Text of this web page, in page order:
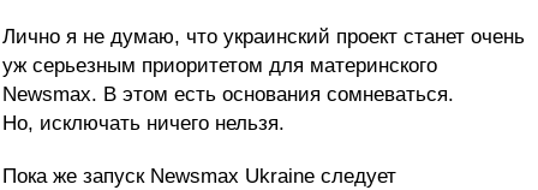
Лично я не думаю, что украинский проект станет очень
уж серьезным приоритетом для материнского
Newsmax. В этом есть основания сомневаться.
Но, исключать ничего нельзя.
Пока же запуск Newsmax Ukraine следует